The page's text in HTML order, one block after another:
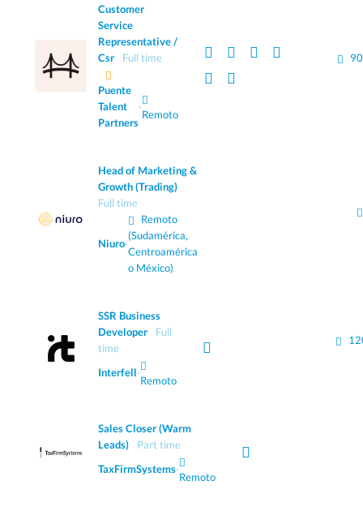
Customer
Service
Representative /
Csr
Full time
Puente
Talent
Partners
·
Remoto
Head of Marketing &
Growth (Trading)
Full time
Niuro·
Remoto
(Sudamérica,
Centroamérica
o México)
SSR Business
Developer
Full
time
Interfell·
Remoto
Sales Closer (Warm
Leads)
Part time
TaxFirmSystems·
Remoto